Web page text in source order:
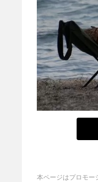
本ページはプロモー